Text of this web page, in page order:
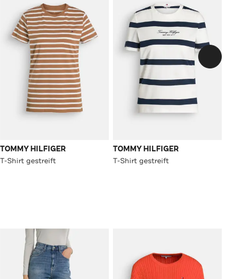
TOMMY HILFIGER
T-Shirt gestreift
TOMMY HILFIGER
T-Shirt gestreift